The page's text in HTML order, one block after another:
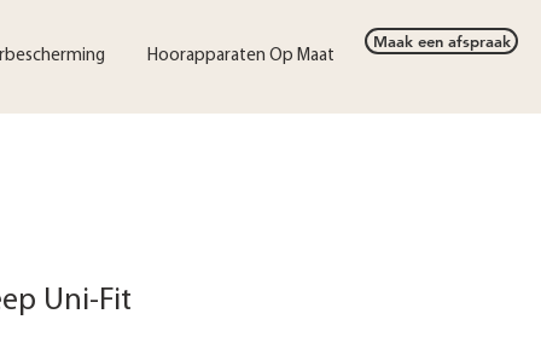
Hoorapparaten Op Maat
Maak een afspraak
Uni-Fit